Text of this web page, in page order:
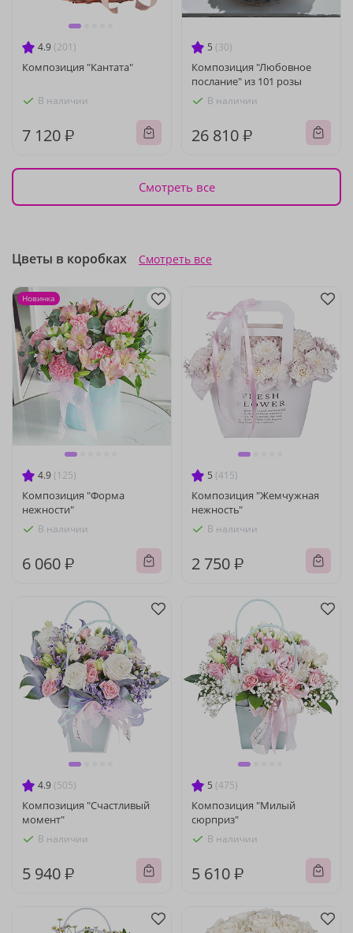
4.9 (201)
Композиция "Кантата"
В наличии
7 120 ₽
5 (30)
Композиция "Любовное
послание" из 101 розы
В наличии
26 810 ₽
Смотреть все
Цветы в коробках Смотреть все
4.9 (125)
Композиция "Форма
нежности"
В наличии
6 060 ₽
Новинка
5 (415)
Композиция "Жемчужная
нежность"
В наличии
2 750 ₽
4.9 (505)
Композиция "Счастливый
момент"
В наличии
5 940 ₽
5 (475)
Композиция "Милый
сюрприз"
В наличии
5 610 ₽